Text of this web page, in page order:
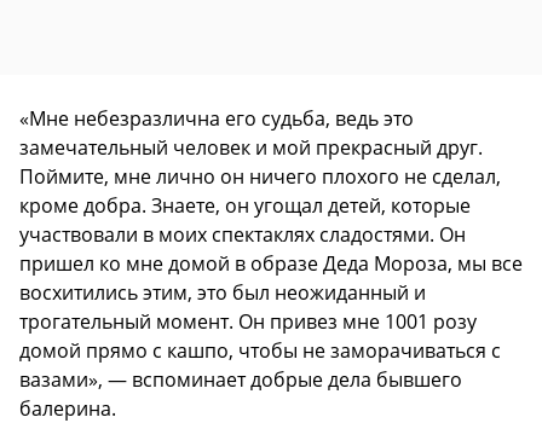
«Мне небезразлична его судьба, ведь это
замечательный человек и мой прекрасный друг.
Поймите, мне лично он ничего плохого не сделал,
кроме добра. Знаете, он угощал детей, которые
участвовали в моих спектаклях сладостями. Он
пришел ко мне домой в образе Деда Мороза, мы все
восхитились этим, это был неожиданный и
трогательный момент. Он привез мне 1001 розу
домой прямо с кашпо, чтобы не заморачиваться с
вазами», — вспоминает добрые дела бывшего
балерина.